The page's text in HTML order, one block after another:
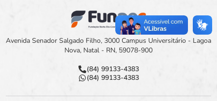
Avenida Senador Salgado Filho, 3000 Campus Universitário - Lagoa
Nova, Natal - RN, 59078-900
(84) 99133-4383
(84) 99133-4383